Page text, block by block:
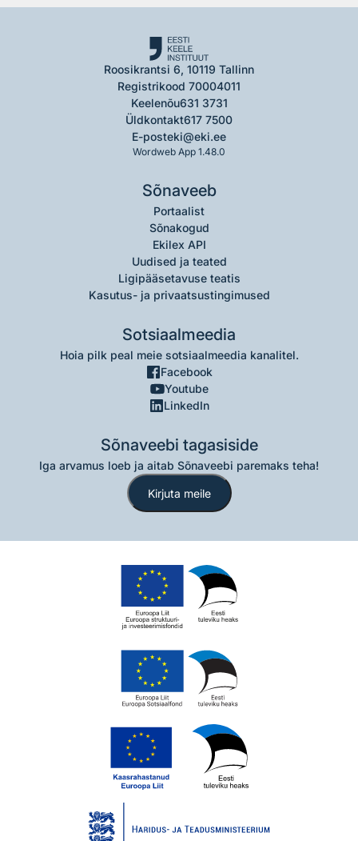
Roosikrantsi 6, 10119 Tallinn
Registrikood 70004011
Keelenõu631 3731
Üldkontakt617 7500
E-posteki@eki.ee
Wordweb App 1.48.0
Sõnaveeb
Portaalist
Sõnakogud
Ekilex API
Uudised ja teated
Ligipääsetavuse teatis
Kasutus- ja privaatsustingimused
Sotsiaalmeedia
Hoia pilk peal meie sotsiaalmeedia kanalitel.
Facebook
Youtube
LinkedIn
Sõnaveebi tagasiside
Iga arvamus loeb ja aitab Sõnaveebi paremaks teha!
Kirjuta meile